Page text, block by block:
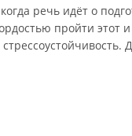
речь идёт о
пройти